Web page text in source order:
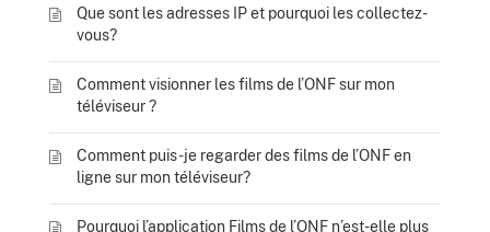
Que sont les adresses IP et pourquoi les collectez-
vous?
Comment visionner les films de l’ONF sur mon
téléviseur ?
Comment puis-je regarder des films de l’ONF en
ligne sur mon téléviseur?
Pourquoi l’application Films de l’ONF n’est-elle plus